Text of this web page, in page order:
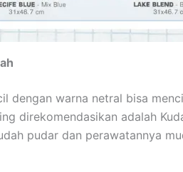
dengan warna netral bisa
direkomendasikan adalah
pudar dan perawatannya